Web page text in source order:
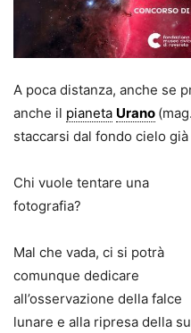
A poca distanza, anche se
anche il pianeta Urano
staccarsi dal fondo cielo già
Chi vuole tentare una
fotografia?
Mal che vada, ci si potrà
comunque dedicare
all’osservazione della falce
lunare e alla ripresa della